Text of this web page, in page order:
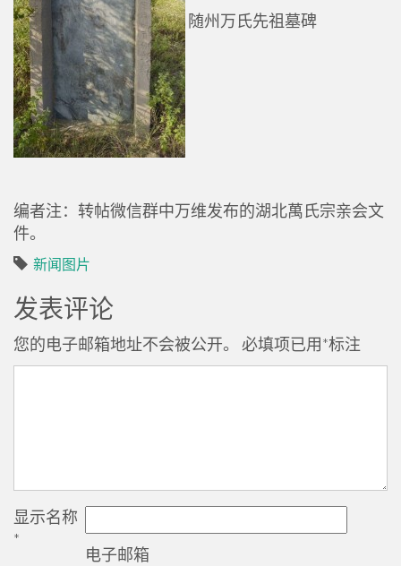
随州万氏先祖墓碑
编者注：转帖微信群中万维发布的湖北萬氏宗亲会文
件。
新闻图片
发表评论
您的电子邮箱地址不会被公开。 必填项已用*标注
显示名称
*
电子邮箱